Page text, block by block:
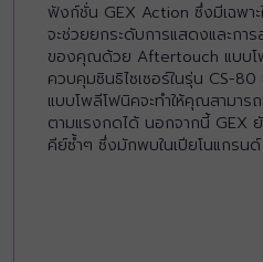
ฟังก์ชั่น GEX Action ซึ่งมีเฉพา
จะช่วยยกระดับการแสดงและกา
ของคุณด้วย Aftertouch แบบโ
ควบคุมซินธิไซเซอร์ในรุ่น CS-
แบบโพลีโฟนิคจะทำให้คุณสามาร
ตามแรงกดได้ นอกจากนี้ GEX
คีย์ซ้ำๆ ซึ่งมักพบในเปียโนแกรนด์